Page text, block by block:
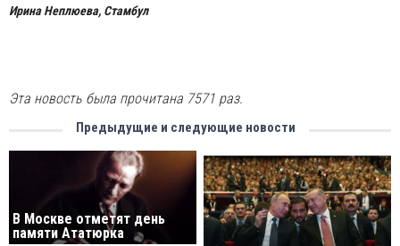
Ирина Неплюева, Стамбул
Эта новость была прочитана 7571 раз.
Предыдущие и следующие новости
В Москве отметят день
памяти Ататюркa